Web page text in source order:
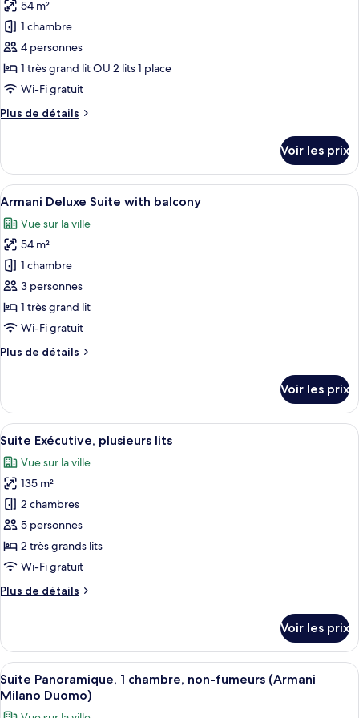
Terrace
photos
pour
ce
type
de
chambre :
Armani
Room
54 m²
1 chambre
4 personnes
1 très grand lit OU 2 lits 1 place
Wi-Fi gratuit
Plus de détails
Plus
le
type
de
Armani
Premiere
Superior
Room
Voir les prix
Afficher
toutes
les
photos
pour
ce
type
de
chambre :
Armani
with
balcony
Une chambre moderne avec un
6
Armani Deluxe Suite with balcony
Vue sur la ville
54 m²
1 chambre
3 personnes
1 très grand lit
Wi-Fi gratuit
Plus de détails
Plus
le
type
de
Armani
Deluxe
Suite
with
balcony
Voir les prix
Afficher
toutes
les
photos
pour
ce
type
de
chambre :
Suite
lits
Une chambre moderne avec un
5
Suite Exécutive, plusieurs lits
Vue sur la ville
135 m²
2 chambres
5 personnes
2 très grands lits
Wi-Fi gratuit
Plus de détails
Plus
le
type
de
chambre
Voir les prix
Afficher
toutes
les
Une chambre d’hôtel moderne
6
Suite Panoramique, 1 chambre, non-fumeurs (Armani
Milano Duomo)